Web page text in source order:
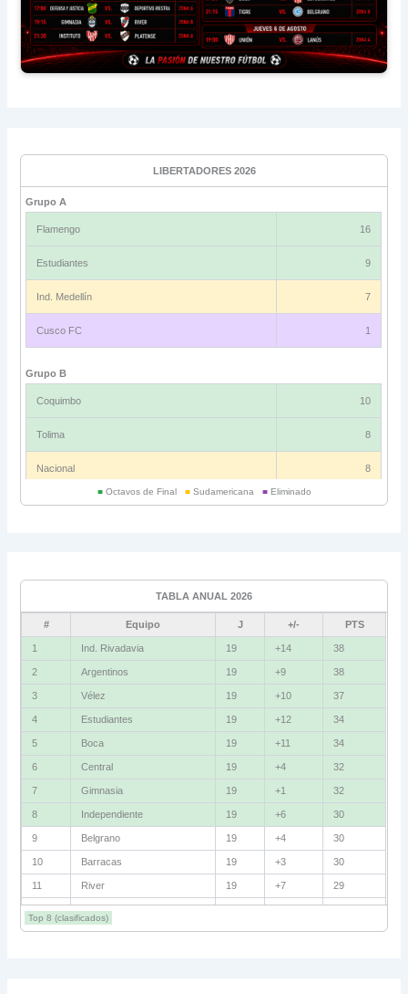
LIBERTADORES 2026
Grupo A
Flamengo 16
Estudiantes 9
Ind. Medellín 7
Cusco FC 1
Grupo B
Coquimbo 10
Tolima 8
Nacional 8
Bolívar 5
La Guaira
Grupo D
U. Católica
Cruzeiro 11
Boca Jrs.
Barcelona SC
Grupo E
Corinthians
■Octavos de Final ■Sudamericana ■Eliminado
TABLA ANUAL 2026
# Equipo J +/- PTS
1 Ind. Rivadavia 19 +14 38
2 Argentinos 19 +9 38
3 Vélez 19 +10 37
4 Estudiantes 19 +12 34
5 Boca 19 +11 34
6 Central 19 +4 32
7 Gimnasia 19 +1 32
8 Independiente 19 +6 30
9 Belgrano 19 +4 30
10 Barracas 19 +3 30
11 River 19 +7 29
12 Talleres 19 +5 29
13 Lanús 19 +2 27
Top 8 (clasificados)